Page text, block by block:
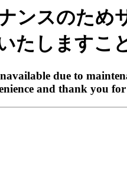
ンスのため
たしますこ
due to
and thank you